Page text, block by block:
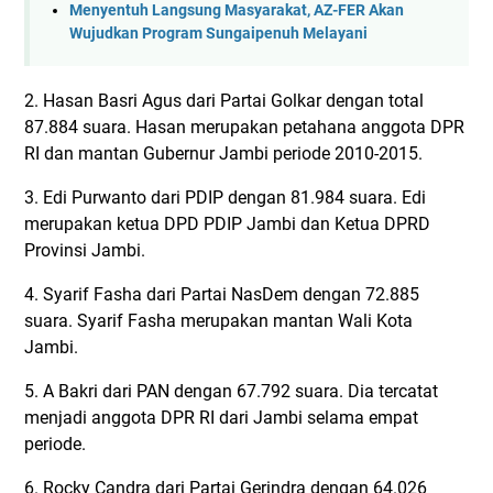
Menyentuh Langsung Masyarakat, AZ-FER Akan
Wujudkan Program Sungaipenuh Melayani
2. Hasan Basri Agus dari Partai Golkar dengan total
87.884 suara. Hasan merupakan petahana anggota DPR
RI dan mantan Gubernur Jambi periode 2010-2015.
3. Edi Purwanto dari PDIP dengan 81.984 suara. Edi
merupakan ketua DPD PDIP Jambi dan Ketua DPRD
Provinsi Jambi.
4. Syarif Fasha dari Partai NasDem dengan 72.885
suara. Syarif Fasha merupakan mantan Wali Kota
Jambi.
5. A Bakri dari PAN dengan 67.792 suara. Dia tercatat
menjadi anggota DPR RI dari Jambi selama empat
periode.
6. Rocky Candra dari Partai Gerindra dengan 64.026